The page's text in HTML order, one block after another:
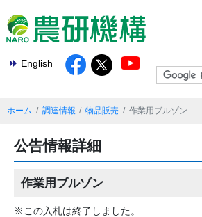
English
ホーム 調達情報 物品販売 作業用ブルゾン
公告情報詳細
作業用ブルゾン
※この入札は終了しました。